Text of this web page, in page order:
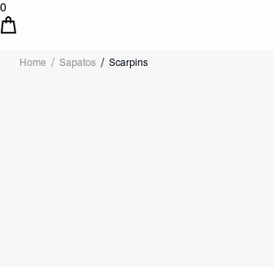
0
Home Sapatos Scarpins